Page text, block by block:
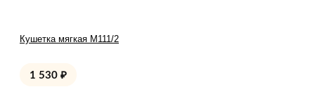
Кушетка мягкая М111/2
1 530 ₽